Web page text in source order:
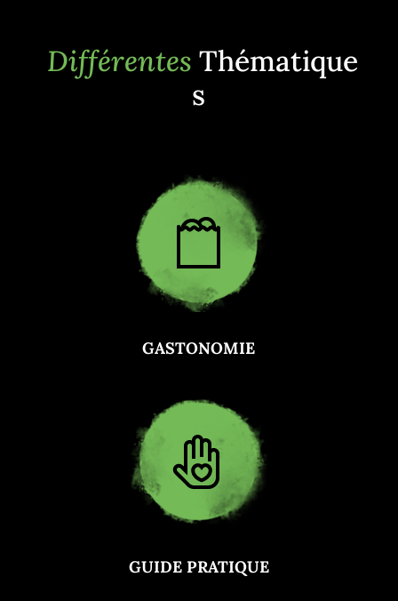
Différentes Thématique
s
GASTONOMIE
GUIDE PRATIQUE